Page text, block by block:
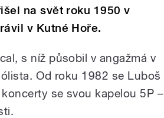
na svět roku 1950 v
v Kutné Hoře.
s níž působil v angažmá v
Od roku 1982 se Luboš
se svou kapelou 5P –